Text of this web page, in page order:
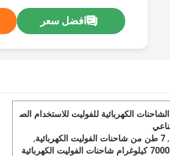
افضل سعر
الشاحنات الكهربائية للفوليت للاستخدام الص
ناعي
,7 طن من شاحنات الفوليت الكهربائية
,
7000 كيلوغرام شاحنات الفوليت الكهربائية